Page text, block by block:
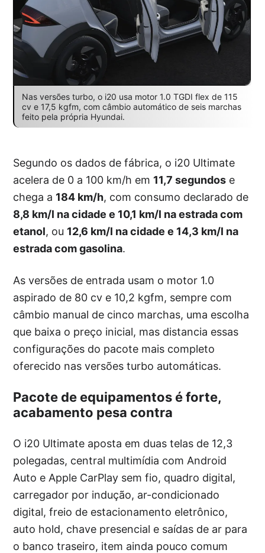
Nas versões turbo, o i20 usa motor 1.0 TGDI flex de 115
cv e 17,5 kgfm, com câmbio automático de seis marchas
feito pela própria Hyundai.
Segundo os dados de fábrica, o i20 Ultimate
acelera de 0 a 100 km/h em 11,7 segundos e
chega a 184 km/h, com consumo declarado de
8,8 km/l na cidade e 10,1 km/l na estrada com
etanol, ou 12,6 km/l na cidade e 14,3 km/l na
estrada com gasolina.
As versões de entrada usam o motor 1.0
aspirado de 80 cv e 10,2 kgfm, sempre com
câmbio manual de cinco marchas, uma escolha
que baixa o preço inicial, mas distancia essas
configurações do pacote mais completo
oferecido nas versões turbo automáticas.
Pacote de equipamentos é forte,
acabamento pesa contra
O i20 Ultimate aposta em duas telas de 12,3
polegadas, central multimídia com Android
Auto e Apple CarPlay sem fio, quadro digital,
carregador por indução, ar-condicionado
digital, freio de estacionamento eletrônico,
auto hold, chave presencial e saídas de ar para
o banco traseiro, item ainda pouco comum